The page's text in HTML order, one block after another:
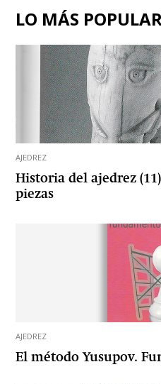
LO MÁS
AJEDREZ
Historia del ajedrez
piezas
AJEDREZ
El método Yusupov.